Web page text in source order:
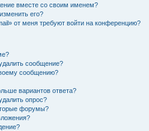
вместе со своим именем?
его?
от меня требуют войти на конференцию?
сообщение?
сообщению?
вариантов ответа?
опрос?
форумы?